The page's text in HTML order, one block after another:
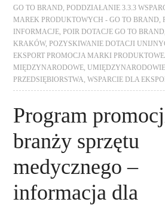
GO TO BRAND ,PODDZIAŁANIE 3.3.3
MAREK PRODUKTOWYCH - GO TO BRAND ,
INFORMACJE ,POIR DOTACJE GO TO BRAND
KRAKÓW,POZYSKIWANIE DOTACJI
EKSPORT PROMOCJA MARKI
MIĘDZYNARODOWE ,
PRZEDSIĘBIORSTWA ,WSPARCIE DLA
Program
branży sprzętu
medycznego –
informacja dla